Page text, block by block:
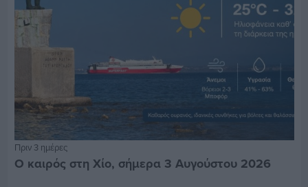
Πριν 3 ημέρες
Ο καιρός στη Χίο, σήμερα 3 Αυγούστου 2026